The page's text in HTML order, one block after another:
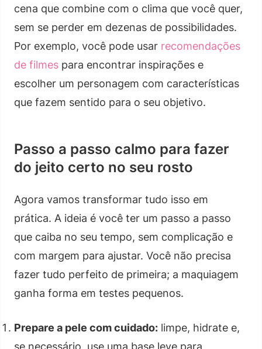
cena que combine com o clima que você quer,
sem se perder em dezenas de possibilidades.
Por exemplo, você pode usar recomendações
de filmes para encontrar inspirações e
escolher um personagem com características
que fazem sentido para o seu objetivo.
Passo a passo calmo para fazer
do jeito certo no seu rosto
Agora vamos transformar tudo isso em
prática. A ideia é você ter um passo a passo
que caiba no seu tempo, sem complicação e
com margem para ajustar. Você não precisa
fazer tudo perfeito de primeira; a maquiagem
ganha forma em testes pequenos.
Prepare a pele com cuidado: limpe, hidrate e,
se necessário, use uma base leve para